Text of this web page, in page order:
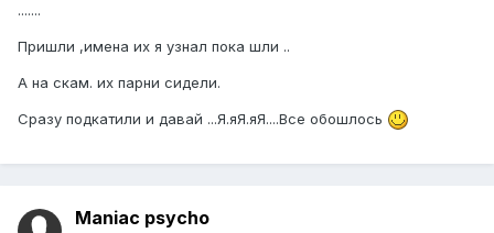
.......
Пришли ,имена их я узнал пока шли ..
А на скам. их парни сидели.
Сразу подкатили и давай ...Я.яЯ.яЯ....Все обошлось
Maniac psycho